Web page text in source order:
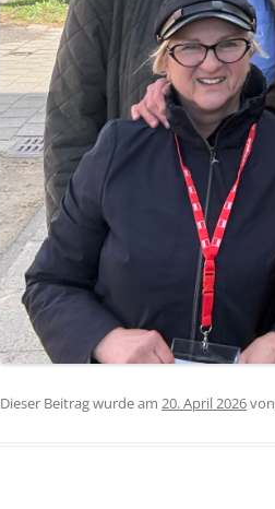
Dieser Beitrag wurde am 20. April 2026von